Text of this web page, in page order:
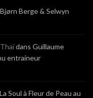
Berge & Selwyn
dans Guillaume
entraineur
Soul à Fleur de Peau au